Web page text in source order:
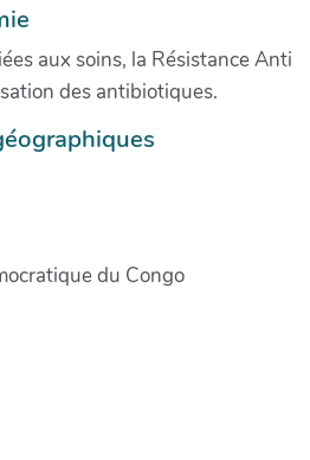
aux soins, la Résistance Anti
des antibiotiques.
du Congo